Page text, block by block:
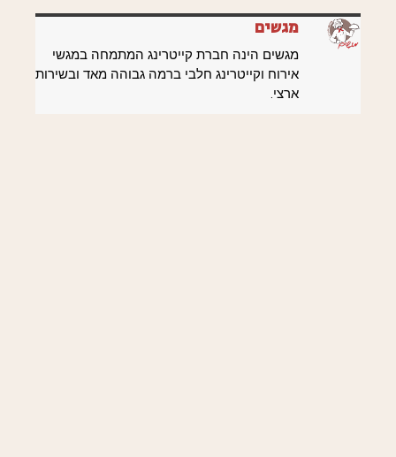
מגשים
מגשים הינה חברת קייטרינג המתמחה במגשי
אירוח וקייטרינג חלבי ברמה גבוהה מאד ובשירות
ארצי.